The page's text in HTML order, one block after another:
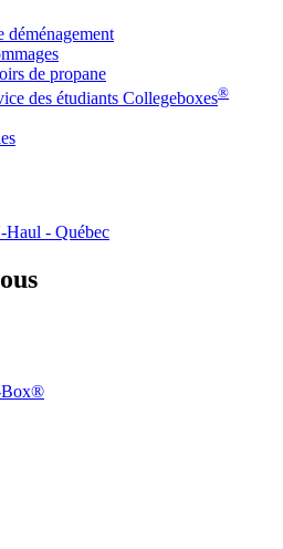
déménagement
de propane
des étudiants Collegeboxes®
Haul - Québec
Box®